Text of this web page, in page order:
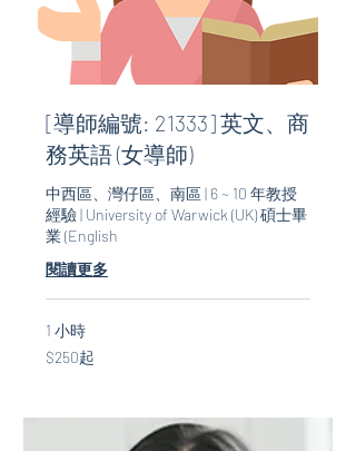
[導師編號: 21333] 英文、商
務英語 (女導師)
中西區、灣仔區、南區 | 6 ~ 10 年教授
經驗 | University of Warwick (UK) 碩士畢
業 (English
閱讀更多
1 小時
$250
起
$250起